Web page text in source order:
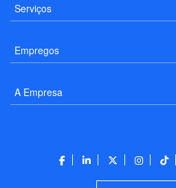
Serviços
Empregos
A Empresa